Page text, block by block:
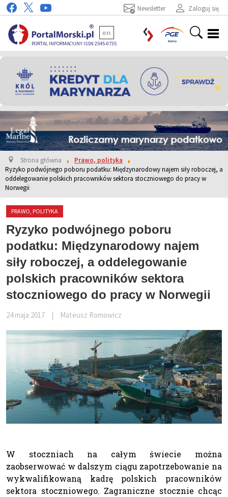
Zaloguj się
Newsletter
PORTAL INFORMACYJNY ISSN 2545-0735
en
Strona główna
Prawo, polityka
Ryzyko podwójnego poboru podatku: Międzynarodowy najem siły roboczej, a
oddelegowanie polskich pracowników sektora stoczniowego do pracy w
Norwegii
PRAWO, POLITYKA
Ryzyko podwójnego poboru
podatku: Międzynarodowy najem
siły roboczej, a oddelegowanie
polskich pracowników sektora
stoczniowego do pracy w Norwegii
24 maja 2017 Mateusz Romowicz
W stoczniach na całym świecie można
zaobserwować w dalszym ciągu zapotrzebowanie na
wykwalifikowaną kadrę polskich pracowników
sektora stoczniowego. Zagraniczne stocznie chcąc